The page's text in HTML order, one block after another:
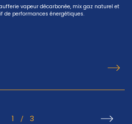
vapeur décarbonée, mix gaz naturel et
de performances énergétiques.
1 / 3